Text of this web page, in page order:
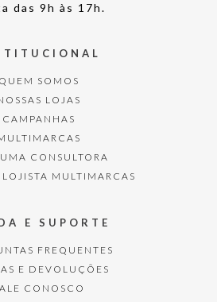
das 9h às 17h.
QUEM SOMOS
LOJAS
CAMPANHAS
CONSULTORA
MULTIMARCAS
E SUPORTE
FREQUENTES
E DEVOLUÇÕES
CONOSCO